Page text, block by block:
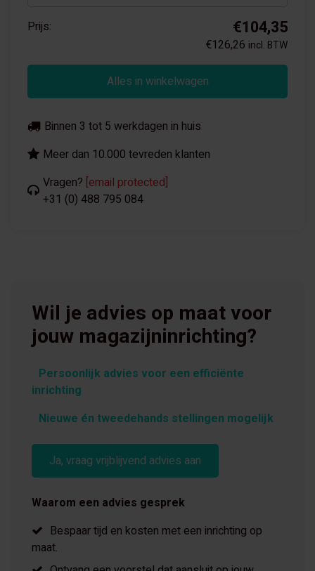
Prijs: €104,35
€126,26 incl. BTW
Alles in winkelwagen
Binnen 3 tot 5 werkdagen in huis
Meer dan 10.000 tevreden klanten
Vragen? [email protected]
+31 (0) 488 795 084
Wil je advies op maat voor
jouw magazijninrichting?
Persoonlijk advies voor een efficiënte
inrichting
Nieuwe én tweedehands stellingen mogelijk
Ja, vraag vrijblijvend advies aan
Waarom een advies gesprek
Bespaar tijd en kosten met een inrichting op
maat.